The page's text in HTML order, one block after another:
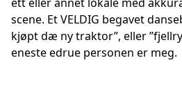
scene. Et VELDIG begavet
kjøpt dæ ny traktor”, eller
eneste edrue personen er meg.